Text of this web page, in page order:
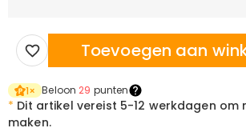
Toevoegen aan
1× Beloon 29 punten
* Dit artikel vereist 5-12 werkdagen om
maken.